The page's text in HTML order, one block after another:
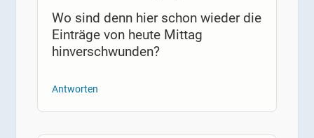
Wo sind denn hier schon wieder die
Einträge von heute Mittag
hinverschwunden?
Antworten